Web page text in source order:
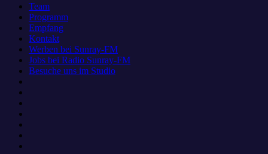
Team
Programm
Empfang
Kontakt
Werben bei Sunray-FM
Jobs bei Radio Sunray-FM
Besuche uns im Studio